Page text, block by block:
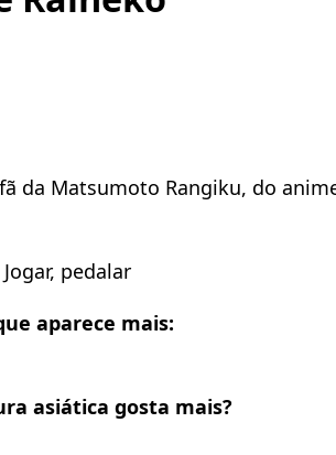
da Matsumoto Rangiku, do
pedalar
aparece mais:
asiática gosta mais?